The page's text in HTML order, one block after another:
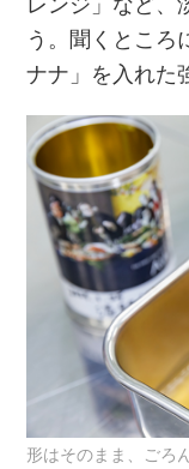
う。聞くところ
ナナ」を入れた
形はそのまま、ごろ